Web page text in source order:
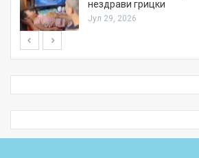
нездрави грицки
Јул 29, 2026